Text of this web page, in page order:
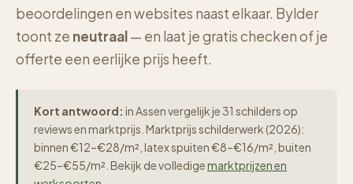
beoordelingen en websites naast elkaar. Bylder
toont ze neutraal— en laat je gratis checken of je
offerte een eerlijke prijs heeft.
Kort antwoord: in Assen vergelijk je 31 schilders op
reviews en marktprijs. Marktprijs schilderwerk (2026):
binnen €12–€28/m², latex spuiten €8–€16/m², buiten
€25–€55/m². Bekijk de volledigemarktprijzen en